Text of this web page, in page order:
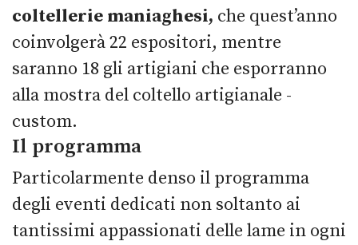
coltellerie maniaghesi, che quest’anno
coinvolgerà 22 espositori, mentre
saranno 18 gli artigiani che esporranno
alla mostra del coltello artigianale -
custom.
Il programma
Particolarmente denso il programma
degli eventi dedicati non soltanto ai
tantissimi appassionati delle lame in ogni